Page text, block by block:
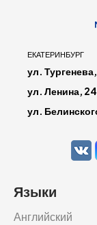
ЕКАТЕРИНБУРГ
ул.
ул. Ленина,
ул.
Языки
Английский